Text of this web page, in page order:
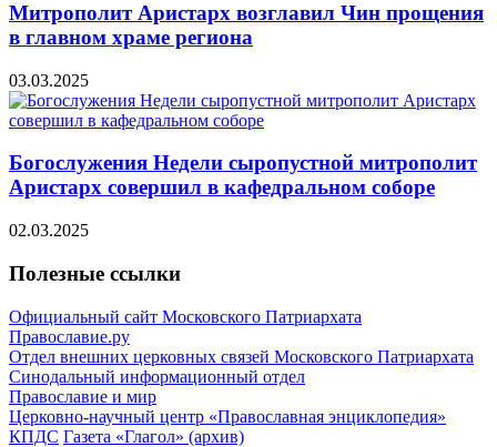
Митрополит Аристарх возглавил Чин прощения
в главном храме региона
03.03.2025
Богослужения Недели сыропустной митрополит
Аристарх совершил в кафедральном соборе
02.03.2025
Полезные ссылки
Официальный сайт Московского Патриархата
Православие.ру
Отдел внешних церковных связей Московского Патриархата
Синодальный информационный отдел
Православие и мир
Церковно-научный центр «Православная энциклопедия»
КПДС Газета «Глагол» (архив)